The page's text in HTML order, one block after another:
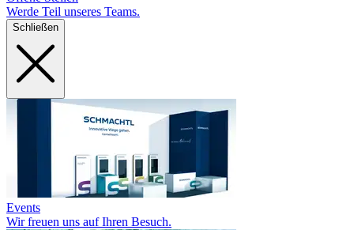
Werde Teil unseres Teams.
Schließen
Events
Wir freuen uns auf Ihren Besuch.